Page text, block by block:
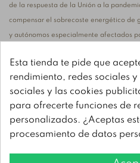
de la respuesta de la Unión a la
compensar el sobrecoste energético de
y autónomos especialmente afectados
agresión de Rusia contra Ucrania
SALPESCA, S.L. ha recibido una ayuda
Programa FEMPA Andalucía 2021-2027,
maquinaria para la mejora de procesos
Esta tienda te pide que
rendimiento, redes sociales
sociales y las cookies
para ofrecerte funciones de
personalizados. ¿Aceptas
procesamiento de datos